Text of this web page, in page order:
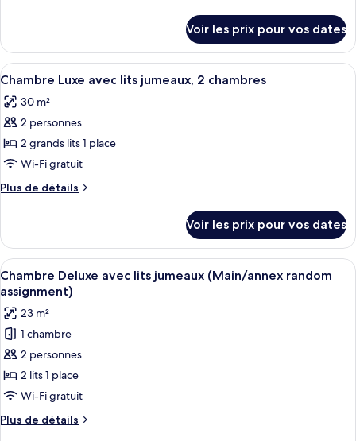
chambre :
Standard
Double
Studio
le
type
de
Standard
Double
Voir les prix pour vos dates
Afficher
toutes
les
photos
pour
ce
type
de
Chambre
Luxe
avec
lits
jumeaux,
2
chambres
Une chambre d’hôtel avec deux
9
Chambre Luxe avec lits jumeaux, 2 chambres
30 m²
2 personnes
2 grands lits 1 place
Wi-Fi gratuit
Plus de détails
Plus
le
type
de
chambre
Chambre
Luxe
avec
lits
jumeaux,
2
Voir les prix pour vos dates
Afficher
toutes
les
photos
pour
ce
type
de
chambre :
Chambre
Une chambre d’hôtel avec deux lits
14
Chambre Deluxe avec lits jumeaux (Main/annex random
assignment)
23 m²
1 chambre
2 personnes
2 lits 1 place
Wi-Fi gratuit
Plus de détails
Plus